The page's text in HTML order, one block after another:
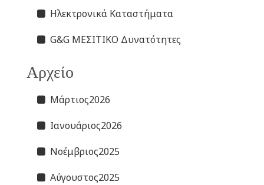
Ηλεκτρονικά Καταστήματα
G&G ΜΕΣΙΤΙΚΟ Δυνατότητες
Αρχείο
Μάρτιος2026
Ιανουάριος2026
Νοέμβριος2025
Αύγουστος2025